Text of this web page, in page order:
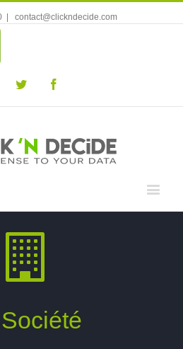
contact@clickndecide.com
Twitter